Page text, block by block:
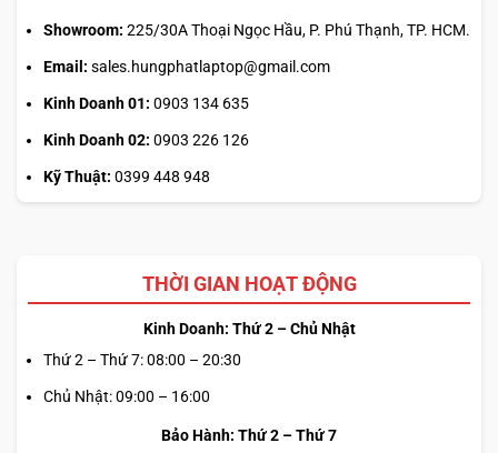
Showroom: 225/30A Thoại Ngọc Hầu, P. Phú Thạnh, TP. HCM.
Email: sales.hungphatlaptop@gmail.com
Kinh Doanh 01: 0903 134 635
Kinh Doanh 02: 0903 226 126
Kỹ Thuật: 0399 448 948
THỜI GIAN HOẠT ĐỘNG
Kinh Doanh: Thứ 2 – Chủ Nhật
Thứ 2 – Thứ 7: 08:00 – 20:30
Chủ Nhật: 09:00 – 16:00
Bảo Hành: Thứ 2 – Thứ 7